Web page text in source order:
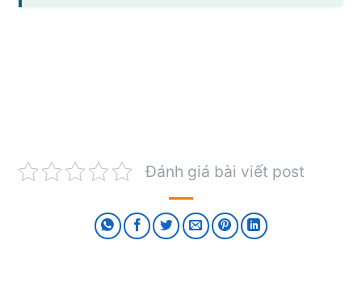
Đánh giá bài viết post